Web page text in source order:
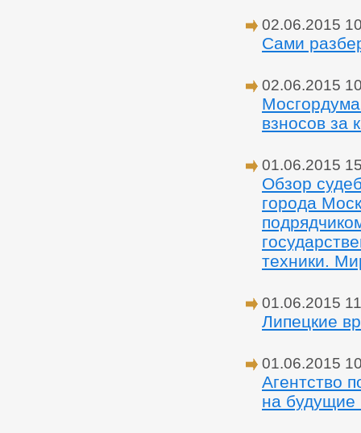
02.06.2015
Сами
02.06.2015
взносов за
01.06.2015
Обзор
города
техники.
01.06.2015
Липецкие
01.06.2015
Агентство
на будущие